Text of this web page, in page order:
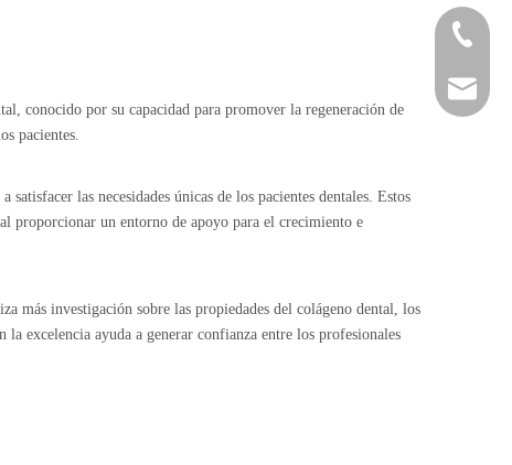
conocido por su capacidad para promover la regeneración de
pacientes.
las necesidades únicas de los pacientes dentales. Estos
proporcionar un entorno de apoyo para el crecimiento e
más investigación sobre las propiedades del colágeno dental, los
excelencia ayuda a generar confianza entre los profesionales
+86